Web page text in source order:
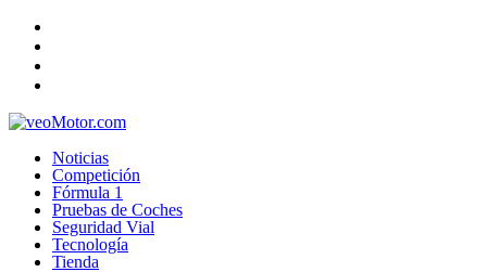
Noticias
Competición
Fórmula 1
Pruebas de Coches
Seguridad Vial
Tecnología
Tienda